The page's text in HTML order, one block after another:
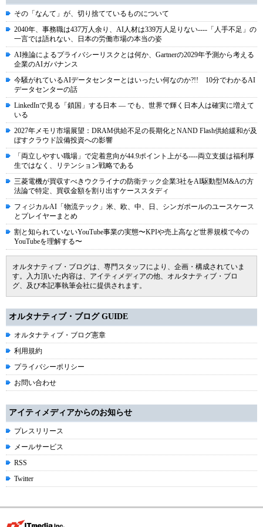
その「なんて」が、切り捨てているものについて
2040年、事務職は437万人余り、AI人材は339万人足りない----「人手不足」の
一言では語れない、日本の労働市場の本当の姿
AI推論によるプライバシーリスクとは何か、Gartnerの2029年予測から考える
企業のAIガバナンス
今騒がれているAIデータセンターとはいったい何なのか?!! 10分でわかるAI
データセンターの話
LinkedInで見る「鎖国」する日本 ― でも、世界で輝く日本人は確実に増えて
いる
2027年メモリ市場展望：DRAM供給不足の長期化とNAND Flash供給緩和が及
ぼすクラウド設備投資への影響
「両立しやすい職場」で定着意向が44.9ポイント上がる----両立支援は福利厚
生ではなく、リテンション戦略である
三菱電機が買収すべきウクライナの防衛テック企業3社をAI駆動型M&Aの方
法論で特定、買収金額を割り出すケーススタディ
フィジカルAI「物流テック」米、欧、中、日、シンガポールのユースケース
とプレイヤーまとめ
割と知られていないYouTube事業の実態〜KPIや売上高など世界規模で今の
YouTubeを理解する〜
オルタナティブ・ブログは、専門スタッフにより、企画・構成されていま
す。入力頂いた内容は、アイティメディアの他、オルタナティブ・ブロ
グ、及び本記事執筆会社に提供されます。
オルタナティブ・ブログ GUIDE
オルタナティブ・ブログ憲章
利用規約
プライバシーポリシー
お問い合わせ
アイティメディアからのお知らせ
プレスリリース
メールサービス
RSS
Twitter